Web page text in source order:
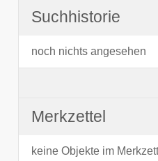
Suchhistorie
noch nichts angesehen
Merkzettel
keine Objekte im